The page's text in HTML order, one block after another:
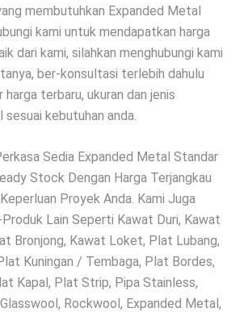
membutuhkan Expanded Metal
kami untuk mendapatkan harga
dari kami, silahkan menghubungi kami
ber-konsultasi terlebih dahulu
terbaru, ukuran dan jenis
kebutuhan anda.
Sedia Expanded Metal Standar
Stock Dengan Harga Terjangkau
Proyek Anda. Kami Juga
Lain Seperti Kawat Duri, Kawat
Bronjong, Kawat Loket, Plat Lubang,
Kuningan / Tembaga, Plat Bordes,
Kapal, Plat Strip, Pipa Stainless,
Rockwool, Expanded Metal,